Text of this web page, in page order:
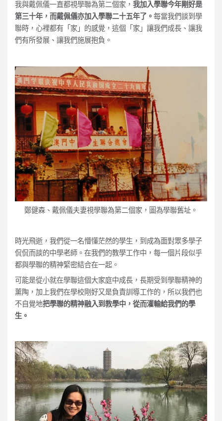
我與戴佩儀一直都視學聯為第二個家， 我加入學聯今年剛好是
第三十年，而戴佩儀亦加入學聯二十五年了。 每當我們談到學
聯時，心裡都有「家」的感覺，這個「家」讓我們成長、讓我
們有所發展、讓我們施展抱負。
鄭健森、戴佩儀夫妻視學聯為第二個家，圖為學聯舊址。
時光飛逝，我們從一名懵懂茫然的學生，到成為面對眾多學子
侃侃而談的中學老師。在我們的教學工作中，每一個片段似乎
都與學聯的精神緊密結合在一起。
可能是從小就在學聯這個大家庭中成長，長期受到學聯精神的
薰陶，加上我們在學校剛好又是負責訓導工作的，所以我們也
不自覺地把學聯的精神融入到教學中，從而灌輸給我們的學
生。